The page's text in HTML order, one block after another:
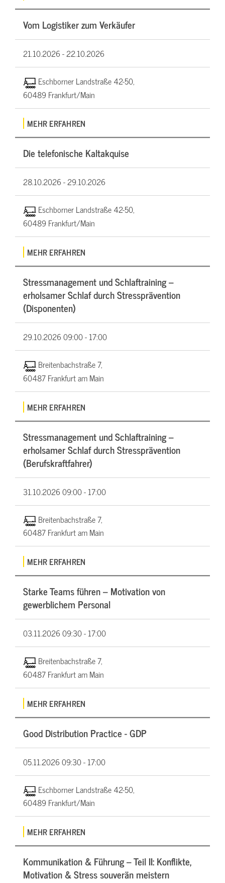
Vom Logistiker zum Verkäufer
21.10.2026 -22.10.2026
Eschborner Landstraße 42-50,
60489 Frankfurt/Main
MEHR ERFAHREN
Die telefonische Kaltakquise
28.10.2026 -29.10.2026
Eschborner Landstraße 42-50,
60489 Frankfurt/Main
MEHR ERFAHREN
Stressmanagement und Schlaftraining –
erholsamer Schlaf durch Stressprävention
(Disponenten)
29.10.202609:00 - 17:00
Breitenbachstraße 7,
60487 Frankfurt am Main
MEHR ERFAHREN
Stressmanagement und Schlaftraining –
erholsamer Schlaf durch Stressprävention
(Berufskraftfahrer)
31.10.202609:00 - 17:00
Breitenbachstraße 7,
60487 Frankfurt am Main
MEHR ERFAHREN
Starke Teams führen – Motivation von
gewerblichem Personal
03.11.202609:30 - 17:00
Breitenbachstraße 7,
60487 Frankfurt am Main
MEHR ERFAHREN
Good Distribution Practice - GDP
05.11.202609:30 - 17:00
Eschborner Landstraße 42-50,
60489 Frankfurt/Main
MEHR ERFAHREN
Kommunikation & Führung – Teil II: Konflikte,
Motivation & Stress souverän meistern